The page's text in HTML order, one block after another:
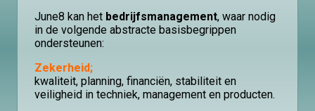
June8 kan het bedrijfsmanagement, waar nodig
in de volgende abstracte basisbegrippen
ondersteunen:
Zekerheid;
kwaliteit, planning, financiën, stabiliteit en
veiligheid in techniek, management en producten.